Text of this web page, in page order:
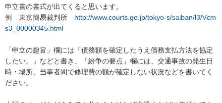
申立書の書式が出てくると思います。
例　東京簡易裁判所 http://www.courts.go.jp/tokyo-s/saiban/l3/Vcm
s3_00000345.html
「申立の趣旨」欄には「債務額を確定したうえ債務支払方法を協定
したい。」などと書き、「紛争の要点」欄には、交通事故の発生日
時・場所、当事者間で修理費の額が確定しない状況などを書いてく
ださい。